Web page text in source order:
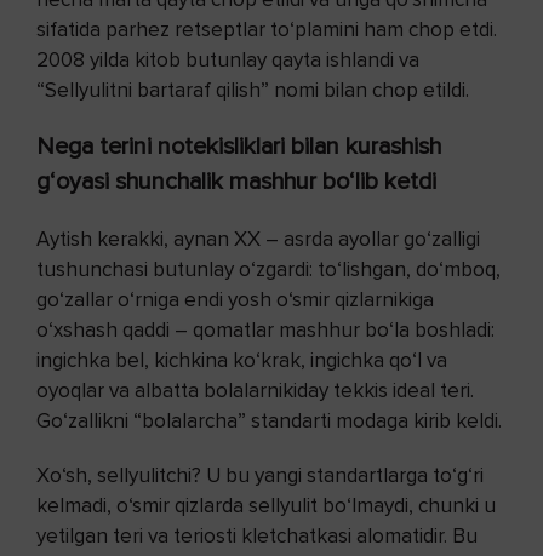
sifatida parhez retseptlar to‘plamini ham chop etdi.
2008 yilda kitob butunlay qayta ishlandi va
“Sellyulitni bartaraf qilish” nomi bilan chop etildi.
Nega terini notekisliklari bilan kurashish
g‘oyasi shunchalik mashhur bo‘lib ketdi
Aytish kerakki, aynan XX – asrda ayollar go‘zalligi
tushunchasi butunlay o‘zgardi: to‘lishgan, do‘mboq,
go‘zallar o‘rniga endi yosh o‘smir qizlarnikiga
o‘xshash qaddi – qomatlar mashhur bo‘la boshladi:
ingichka bel, kichkina ko‘krak, ingichka qo‘l va
oyoqlar va albatta bolalarnikiday tekkis ideal teri.
Go‘zallikni “bolalarcha” standarti modaga kirib keldi.
Xo‘sh, sellyulitchi? U bu yangi standartlarga to‘g‘ri
kelmadi, o‘smir qizlarda sellyulit bo‘lmaydi, chunki u
yetilgan teri va teriosti kletchatkasi alomatidir. Bu